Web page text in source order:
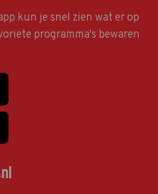
kun je snel zien wat er op
programma's bewaren